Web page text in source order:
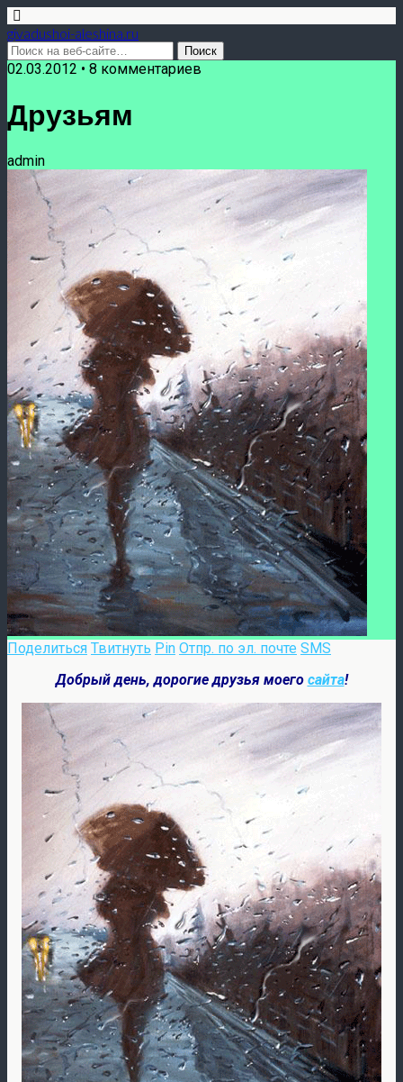
givadushoi-aleshina.ru
02.03.2012 • 8 комментариев
Друзьям
admin
Поделиться Твитнуть Pin Отпр. по эл. почте SMS
Добрый день, дорогие друзья моего сайта!